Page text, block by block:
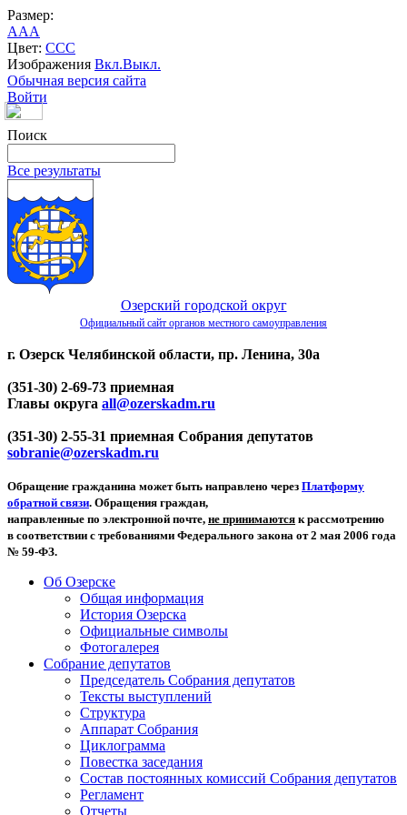
Размер:
AAA
Цвет: CCC
Изображения Вкл.Выкл.
Обычная версия сайта
Войти
Поиск
Все результаты
Озерский городской округ
Официальный сайт органов местного самоуправления
г. Озерск Челябинской области, пр. Ленина, 30а
(351-30) 2-69-73 приемная
Главы округа all@ozerskadm.ru
(351-30) 2-55-31 приемная Собрания депутатов
sobranie@ozerskadm.ru
Обращение гражданина может быть направлено через Платформу
обратной связи. Обращения граждан,
направленные по электронной почте, не принимаются к рассмотрению
в соответствии с требованиями Федерального закона от 2 мая 2006 года
№ 59-ФЗ.
Об Озерске
Общая информация
История Озерска
Официальные символы
Фотогалерея
Собрание депутатов
Председатель Собрания депутатов
Тексты выступлений
Структура
Аппарат Собрания
Циклограмма
Повестка заседания
Состав постоянных комиссий Собрания депутатов
Регламент
Отчеты